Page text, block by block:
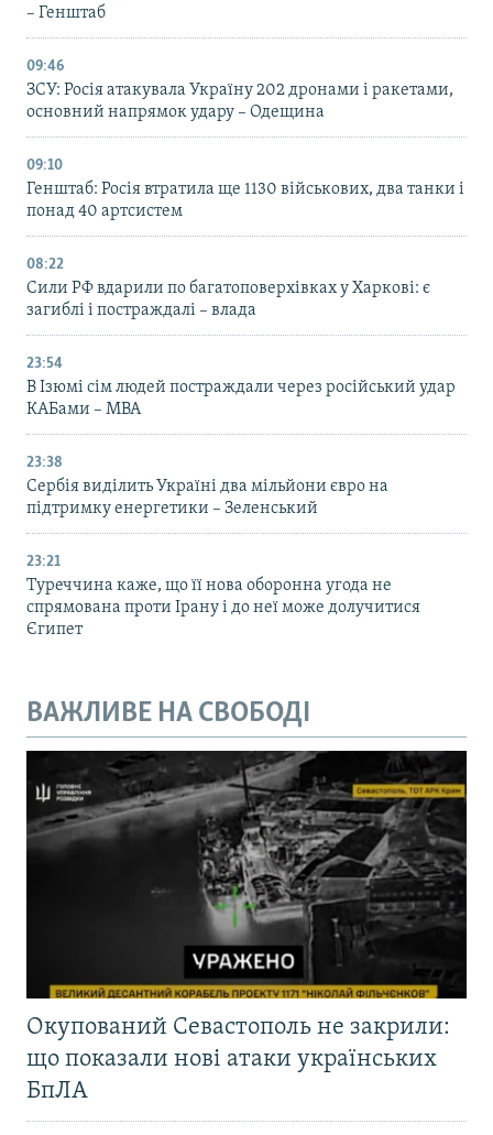
– Генштаб
09:46
ЗСУ: Росія атакувала Україну 202 дронами і ракетами,
основний напрямок удару – Одещина
09:10
Генштаб: Росія втратила ще 1130 військових, два танки і
понад 40 артсистем
08:22
Сили РФ вдарили по багатоповерхівках у Харкові: є
загиблі і постраждалі – влада
23:54
В Ізюмі сім людей постраждали через російський удар
КАБами – МВА
23:38
Сербія виділить Україні два мільйони євро на
підтримку енергетики – Зеленський
23:21
Туреччина каже, що її нова оборонна угода не
спрямована проти Ірану і до неї може долучитися
Єгипет
ВАЖЛИВЕ НА СВОБОДІ
Окупований Севастополь не закрили:
що показали нові атаки українських
БпЛА